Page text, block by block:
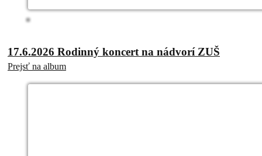
17.6.2026 Rodinný koncert na nádvorí ZUŠ
Prejsť na album